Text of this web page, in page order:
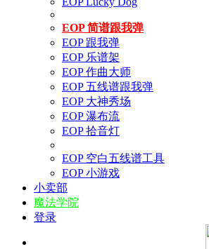
EOP 简谱跟我弹
EOP 跟我弹
EOP 乐谱架
EOP 作曲大师
EOP 五线谱跟我弹
EOP 大神秀场
EOP 瀑布流
EOP 拾音灯
EOP 空白五线谱工具
EOP 小游戏
小卖部
魔法学院
登录